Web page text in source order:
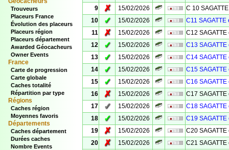
Trouveurs
Placeurs France
Évolution des placeurs
Placeurs région
Placeurs département
Awarded Géocacheurs
Owner Events
France
Carte de progression
Carte globale
Caches totalité
Répartition par type
Régions
Caches région
Moyennes favoris
Départements
Caches département
Durées caches
Nombre Events
9
✗ 15/02/2026
C 10
10
✓ 15/02/2026
C11 SAGATTE
11
✗ 15/02/2026
C12 SAGATTE
12
✓ 15/02/2026
C13 SAGATTE
13
✓ 15/02/2026
C14 SAGATTE
14
✓ 15/02/2026
C15 SAGATTE
15
✓ 15/02/2026
C16 SAGATTE
16
✗ 15/02/2026
C17 SAGATTE
17
✓ 15/02/2026
C18 SAGATTE
18
✓ 15/02/2026
C19 SAGATTE
19
✗ 15/02/2026
C20 SAGATTE
20
✗ 15/02/2026
C21 SAGATTE